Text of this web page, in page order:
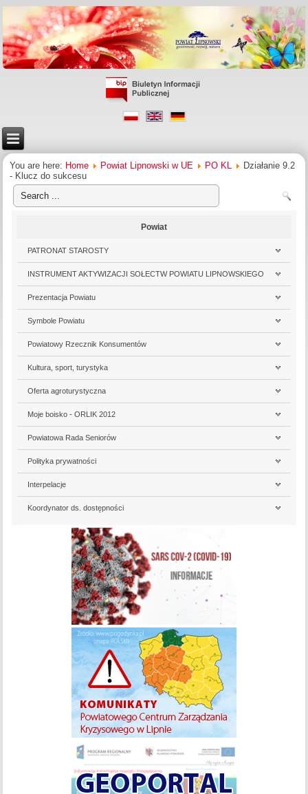
You are here: Home Powiat Lipnowski w UE PO KL
Działanie 9.2
- Klucz do sukcesu
Powiat
PATRONAT STAROSTY
INSTRUMENT AKTYWIZACJI SOŁECTW POWIATU LIPNOWSKIEGO
Prezentacja Powiatu
Symbole Powiatu
Powiatowy Rzecznik Konsumentów
Kultura, sport, turystyka
Oferta agroturystyczna
Moje boisko - ORLIK 2012
Powiatowa Rada Seniorów
Polityka prywatności
Interpelacje
Koordynator ds. dostępności